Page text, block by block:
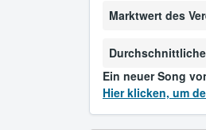
Marktwert des
Ein neuer Song
Hier klicken, um